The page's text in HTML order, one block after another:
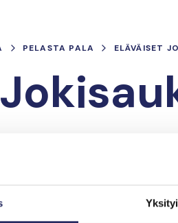
PELASTA PALA ELÄVÄISET